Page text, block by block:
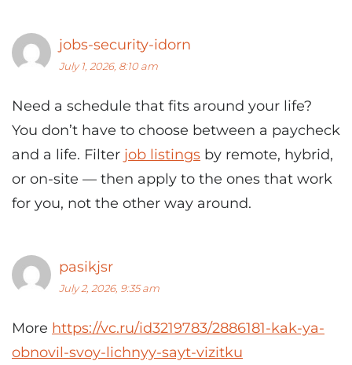
jobs-security-idorn
July 1, 2026, 8:10 am
Need a schedule that fits around your life?
You don’t have to choose between a paycheck
and a life. Filter job listings by remote, hybrid,
or on-site — then apply to the ones that work
for you, not the other way around.
pasikjsr
July 2, 2026, 9:35 am
More https://vc.ru/id3219783/2886181-kak-ya-
obnovil-svoy-lichnyy-sayt-vizitku